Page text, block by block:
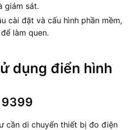
giám sát.
cài đặt và cấu hình phần mềm,
làm quen.
dụng điển hình
9399
cần di chuyển thiết bị đo điện